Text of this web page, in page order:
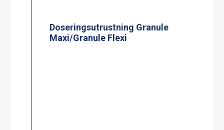
Doseringsutrustning Granule
Maxi/Granule Flexi